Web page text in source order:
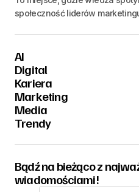
społeczność liderów
AI
Digital
Kariera
Marketing
Media
Trendy
Bądź na bieżąco z
wiadomościami!